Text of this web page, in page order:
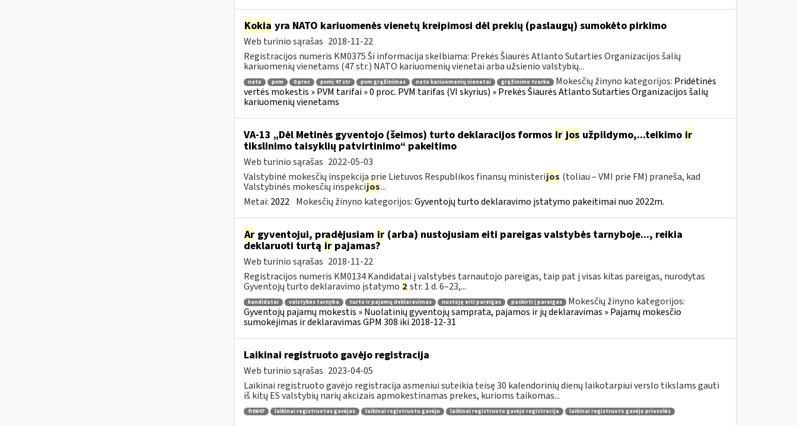
Kokia yra NATO kariuomenės vienetų kreipimosi dėl prekių (paslaugų) sumokėto pirkimo
Web turinio sąrašas 2018-11-22
Registracijos numeris KM0375 Ši informacija skelbiama: Prekės Šiaurės Atlanto Sutarties Organizacijos šalių
kariuomenių vienetams (47 str.) NATO kariuomenių vienetai arba užsienio valstybių...
nato pvm 0 proc pvmį 47 str pvm grąžinimas nato kariuomenių vienetai grąžinimo tvarka Mokesčių žinyno kategorijos: Pridėtinės
vertės mokestis » PVM tarifai » 0 proc. PVM tarifas (VI skyrius) » Prekės Šiaurės Atlanto Sutarties Organizacijos šalių
kariuomenių vienetams
VA-13 „Dėl Metinės gyventojo (šeimos) turto deklaracijos formos ir jos užpildymo,...teikimo ir
tikslinimo taisyklių patvirtinimo“ pakeitimo
Web turinio sąrašas 2022-05-03
Valstybinė mokesčių inspekcija prie Lietuvos Respublikos finansų ministerijos (toliau – VMI prie FM) praneša, kad
Valstybinės mokesčių inspekcijos...
Metai: 2022 Mokesčių žinyno kategorijos:Gyventojų turto deklaravimo įstatymo pakeitimai nuo 2022m.
Argyventojui, pradėjusiam ir(arba) nustojusiam eiti pareigas valstybės tarnyboje..., reikia
deklaruoti turtą irpajamas?
Web turinio sąrašas 2018-11-22
Registracijos numeris KM0134 Kandidatai į valstybės tarnautojo pareigas, taip pat į visas kitas pareigas, nurodytas
Gyventojų turto deklaravimo įstatymo 2 str. 1 d. 6–23,...
kandidatai valstybės tarnyba turto ir pajamų deklaravimas nustoję eiti pareigas paskirti į pareigas
Mokesčių žinyno kategorijos:
Gyventojų pajamų mokestis » Nuolatinių gyventojų samprata, pajamos ir jų deklaravimas » Pajamų mokesčio
sumokėjimas ir deklaravimas GPM 308 iki 2018-12-31
Laikinai registruoto gavėjo registracija
Web turinio sąrašas 2023-04-05
Laikinai registruoto gavėjo registracija asmeniui suteikia teisę 30 kalendorinių dienų laikotarpiui verslo tikslams gauti
iš kitų ES valstybių narių akcizais apmokestinamas prekes, kurioms taikomas...
fr0647 laikinai registruotas gavėjas laikinai registruotu gavėju laikinai registruoto gavėjo registracija laikinai registruoto gavėjo prievolės